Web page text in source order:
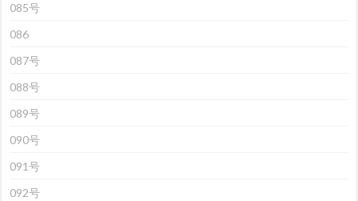
085号
086
087号
088号
089号
090号
091号
092号